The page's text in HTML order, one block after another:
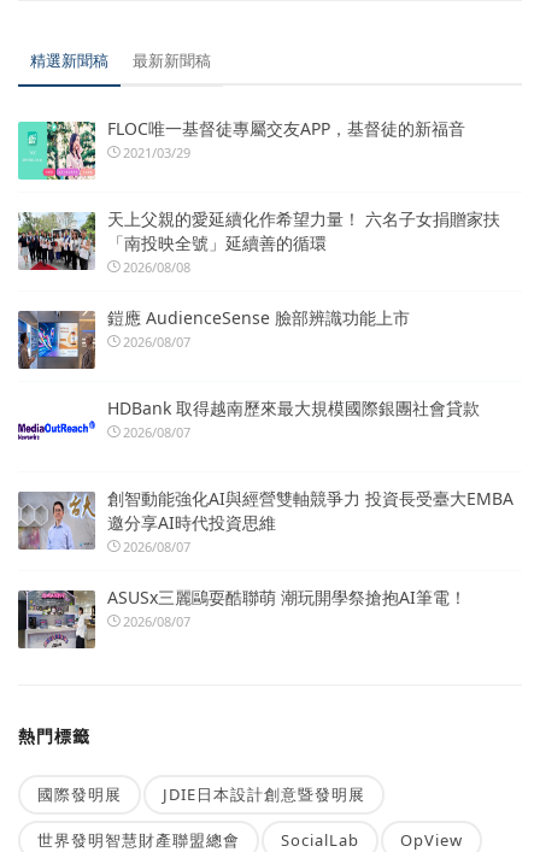
精選新聞稿 最新新聞稿
FLOC唯一基督徒專屬交友APP，基督徒的新福音
2021/03/29
天上父親的愛延續化作希望力量！ 六名子女捐贈家扶
「南投映全號」延續善的循環
2026/08/08
鎧應 AudienceSense 臉部辨識功能上市
2026/08/07
HDBank 取得越南歷來最大規模國際銀團社會貸款
2026/08/07
創智動能強化AI與經營雙軸競爭力 投資長受臺大EMBA
邀分享AI時代投資思維
2026/08/07
ASUSx三麗鷗耍酷聯萌 潮玩開學祭搶抱AI筆電！
2026/08/07
熱門標籤
國際發明展 JDIE日本設計創意暨發明展
世界發明智慧財產聯盟總會 SocialLab OpView